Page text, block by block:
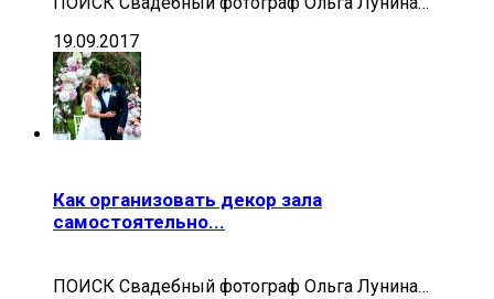
19.09.2017
Как организовать декор зала
самостоятельно...
ПОИСК Свадебный фотограф Ольга Лунина…